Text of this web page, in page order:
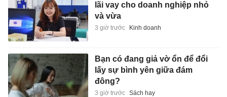
lãi vay cho doanh nghiệp nhỏ
và vừa
3 giờ trước Kinh doanh
Bạn có đang giả vờ ổn để đổi
lấy sự bình yên giữa đám
đông?
3 giờ trước Sách hay